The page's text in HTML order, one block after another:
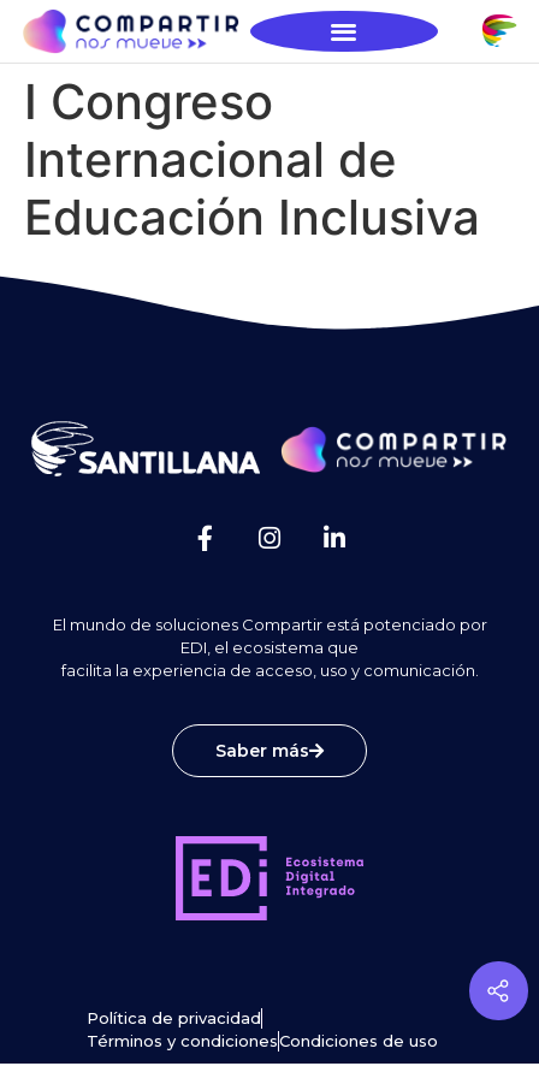
I Congreso
Internacional de
Educación Inclusiva
El mundo de soluciones Compartir está potenciado por
EDI, el ecosistema que
facilita la experiencia de acceso, uso y comunicación.
Saber más
Política de privacidad
Términos y condicionesCondiciones de uso